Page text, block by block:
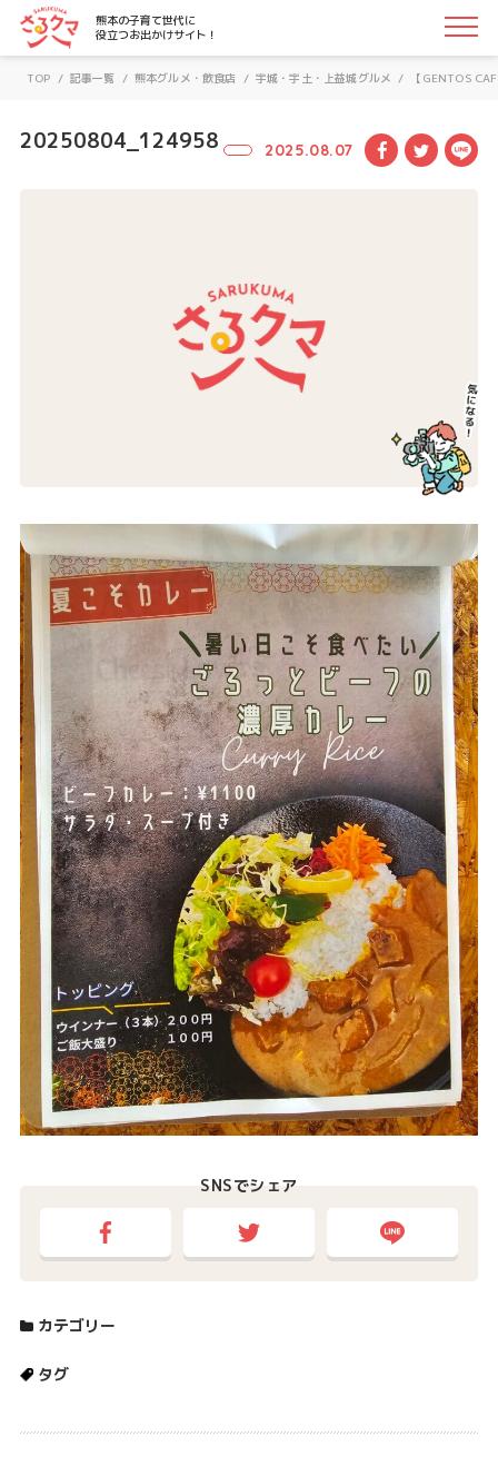
さるクマ-さるこう、熊本-｜熊本の子育て世代に役立つお
熊本の子育て世代に
役立つお出かけサイト！
TOP / 記事一覧 / 熊本グルメ・飲食店 / 宇城・宇土・上益城グルメ / 【GENTOS
20250804_124958 2025.08.07 Facebook
SNSでシェア
カテゴリー
タグ